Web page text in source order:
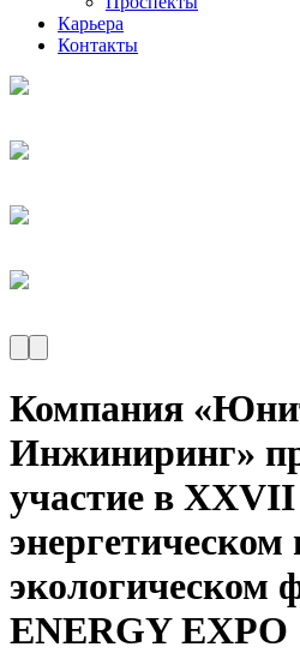
Карьера
Контакты
Компания
Инжиниринг»
участие в
энергетическом
экологическом
ENERGY EXPO